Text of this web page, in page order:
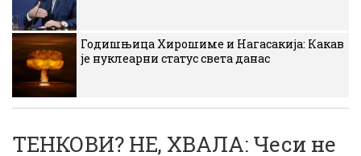
Годишњица Хирошиме и Нагасакија: Какав
је нуклеарни статус света данас
ТЕНКОВИ? НЕ, ХВАЛА: Чеси не